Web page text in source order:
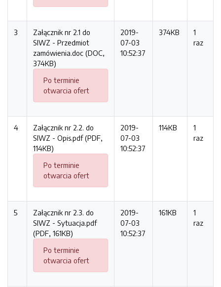
3
Załącznik nr 2.1 do
SIWZ - Przedmiot
zamówienia.doc (DOC,
374KB)
Po terminie
otwarcia ofert
2019-
07-03
10:52:37
374KB
1
raz
4
Załącznik nr 2.2. do
SIWZ - Opis.pdf (PDF,
114KB)
Po terminie
otwarcia ofert
2019-
07-03
10:52:37
114KB
1
raz
5
Załącznik nr 2.3. do
SIWZ - Sytuacja.pdf
(PDF, 161KB)
Po terminie
otwarcia ofert
2019-
07-03
10:52:37
161KB
1
raz